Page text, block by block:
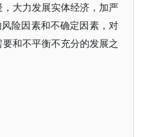
大力发展实体经济，加严
险因素和不确定因素，对
和不平衡不充分的发展之